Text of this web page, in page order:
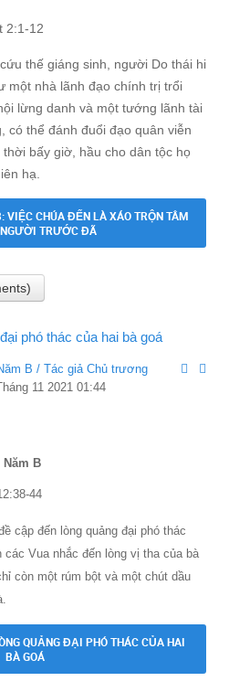
2:1-12
thế giáng sinh, người Do thái hi
một nhà lãnh đạo chính trị trổi
lừng danh và một tướng lãnh tài
có thể đánh đuổi đạo quân viễn
bấy giờ, hầu cho dân tộc họ
hạ.
VIỆC CHÚA ĐẾN LÀ XÁO TRỘN TÂM
TRƯỚC ĐÃ
phó thác của hai bà goá
B / Tác giả Chủ trương
11 2021 01:44
B
44
cập đến lòng quảng đại phó thác
Vua nhắc đến lòng vị tha của bà
còn một rúm bột và một chút dầu
QUẢNG ĐẠI PHÓ THÁC CỦA HAI
BÀ GOÁ